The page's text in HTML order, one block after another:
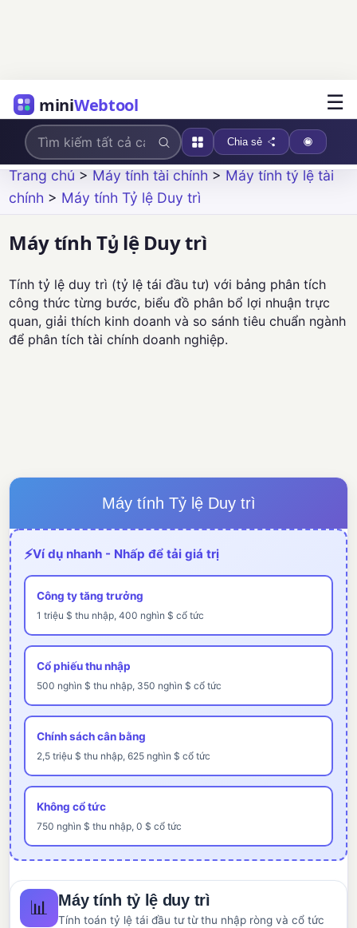
miniWebtool ☰
Chia sẻ
Trang chủ > Máy tính tài chính > Máy tính tỷ lệ tài
chính > Máy tính Tỷ lệ Duy trì
Máy tính Tỷ lệ Duy trì
Tính tỷ lệ duy trì (tỷ lệ tái đầu tư) với bảng phân tích
công thức từng bước, biểu đồ phân bổ lợi nhuận trực
quan, giải thích kinh doanh và so sánh tiêu chuẩn ngành
để phân tích tài chính doanh nghiệp.
Máy tính Tỷ lệ Duy trì
⚡Ví dụ nhanh - Nhấp để tải giá trị
Công ty tăng trưởng
1 triệu $ thu nhập, 400 nghìn $ cổ tức
Cổ phiếu thu nhập
500 nghìn $ thu nhập, 350 nghìn $ cổ tức
Chính sách cân bằng
2,5 triệu $ thu nhập, 625 nghìn $ cổ tức
Không cổ tức
750 nghìn $ thu nhập, 0 $ cổ tức
📊 Máy tính tỷ lệ duy trì
Tính toán tỷ lệ tái đầu tư từ thu nhập ròng và cổ tức